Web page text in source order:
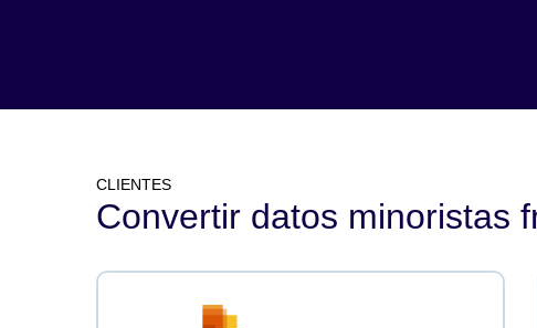
CLIENTES
Convertir datos minoristas